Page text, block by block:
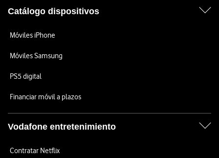
Catálogo dispositivos
Móviles iPhone
Móviles Samsung
PS5 digital
Financiar móvil a plazos
Vodafone entretenimiento
Contratar Netflix